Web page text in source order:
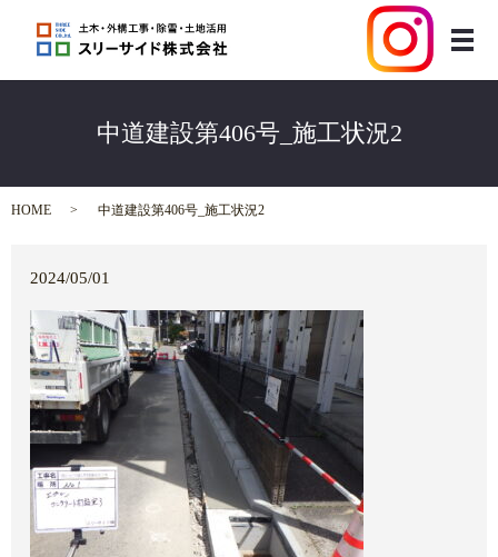
メ
中道建設第406号_施工状況2
HOME 中道建設第406号_施工状況2
2024/05/01